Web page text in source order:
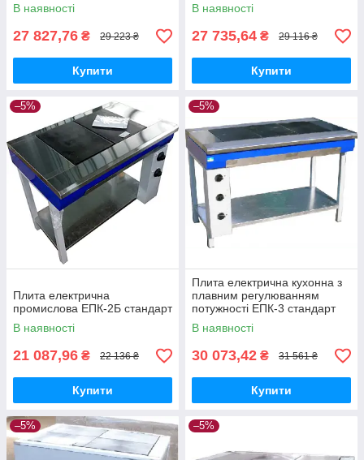
В наявності
27 827,76 ₴ 29 223 ₴
Купити
В наявності
27 735,64 ₴ 29 116 ₴
Купити
–5%
Плита електрична
промислова ЕПК-2Б стандарт
В наявності
21 087,96 ₴ 22 136 ₴
Купити
–5%
Плита електрична кухонна з
плавним регулюванням
потужності ЕПК-3 стандарт
В наявності
30 073,42 ₴ 31 561 ₴
Купити
–5% –5%